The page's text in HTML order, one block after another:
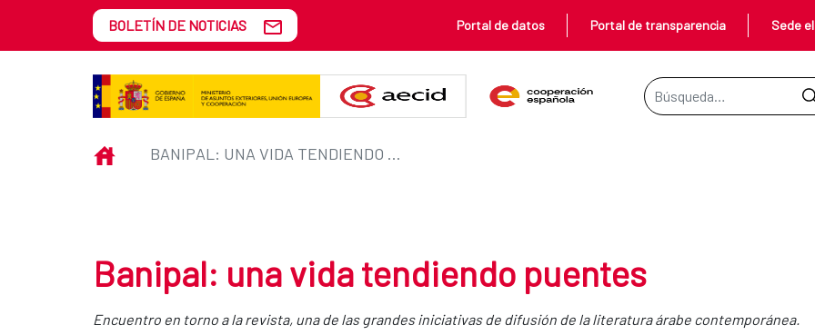
Saltar al contenido principal
Banipal: una vida tendiendo puentes
BOLETÍN DE NOTICIAS Portal de datos Portal de transparencia Sede
Barra de búsqueda
INICIO BANIPAL: UNA VIDA TENDIENDO PUENTES
Banipal: una vida tendiendo puentes
Encuentro en torno a la revista, una de las grandes iniciativas de difusión de la literatura árabe contemporánea.